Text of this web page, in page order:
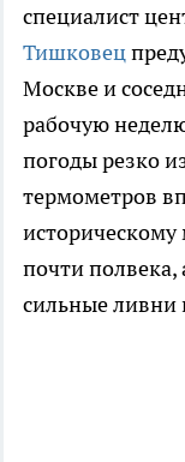
специалист
Тишковец
Москве и
рабочую
погоды резко
термометров
почти полвека,
сильные ливни